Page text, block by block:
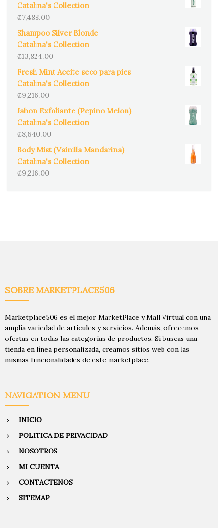
Catalina's Collection
₡7,488.00
Shampoo Silver Blonde
Catalina's Collection
₡13,824.00
Fresh Mint Aceite seco para pies
Catalina's Collection
₡9,216.00
Jabon Exfoliante (Pepino Melon)
Catalina's Collection
₡8,640.00
Body Mist (Vainilla Mandarina)
Catalina's Collection
₡9,216.00
SOBRE MARKETPLACE506
Marketplace506 es el mejor MarketPlace y Mall Virtual con una
amplia variedad de artículos y servicios. Además, ofrecemos
ofertas en todas las categorías de productos. Si buscas una
tienda en línea personalizada, creamos sitios web con las
mismas funcionalidades de este marketplace.
NAVIGATION MENU
INICIO
POLITICA DE PRIVACIDAD
NOSOTROS
MI CUENTA
CONTACTENOS
SITEMAP